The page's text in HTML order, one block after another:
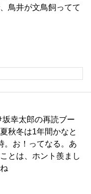
鳥井が文鳥飼ってて
幸太郎の再読ブー
秋冬は1年間かなと
。お！ってなる。あ
とは、ホント羨まし